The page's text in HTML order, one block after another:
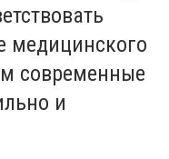
медицинского
современные
и